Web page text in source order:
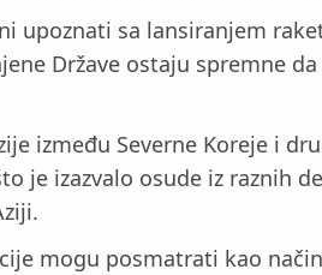
upoznati sa lansiranjem
Države ostaju spremne
između Severne Koreje i
je izazvalo osude iz raznih
mogu posmatrati kao